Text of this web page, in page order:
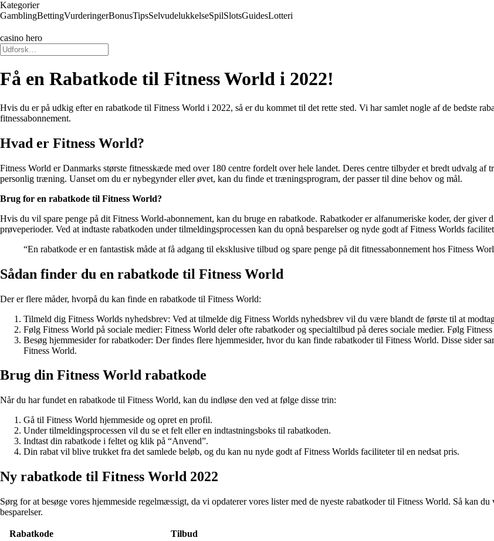
Kategorier
GamblingBettingVurderingerBonusTipsSelvudelukkelseSpilSlotsGuidesLotteri
casino hero
Få en Rabatkode til Fitness World i 2022!
Hvis du er på udkig efter en rabatkode til Fitness World i 2022, så er du kommet til det rette sted. Vi har samlet nogle af de bedste
fitnessabonnement.
Hvad er Fitness World?
Fitness World er Danmarks største fitnesskæde med over 180 centre fordelt over hele landet. Deres centre tilbyder et bredt udvalg
personlig træning. Uanset om du er nybegynder eller øvet, kan du finde et træningsprogram, der passer til dine behov og mål.
Brug for en rabatkode til Fitness World?
Hvis du vil spare penge på dit Fitness World-abonnement, kan du bruge en rabatkode. Rabatkoder er alfanumeriske koder, der giver
prøveperioder. Ved at indtaste rabatkoden under tilmeldingsprocessen kan du opnå besparelser og nyde godt af Fitness Worlds
“En rabatkode er en fantastisk måde at få adgang til eksklusive tilbud og spare penge på dit fitnessabonnement hos Fitness
Sådan finder du en rabatkode til Fitness World
Der er flere måder, hvorpå du kan finde en rabatkode til Fitness World:
Tilmeld dig Fitness Worlds nyhedsbrev: Ved at tilmelde dig Fitness Worlds nyhedsbrev vil du være blandt de første til at
Følg Fitness World på sociale medier: Fitness World deler ofte rabatkoder og specialtilbud på deres sociale medier. Følg
Besøg hjemmesider for rabatkoder: Der findes flere hjemmesider, hvor du kan finde rabatkoder til Fitness World. Disse sider
Fitness World.
Brug din Fitness World rabatkode
Når du har fundet en rabatkode til Fitness World, kan du indløse den ved at følge disse trin:
Gå til Fitness World hjemmeside og opret en profil.
Under tilmeldingsprocessen vil du se et felt eller en indtastningsboks til rabatkoden.
Indtast din rabatkode i feltet og klik på “Anvend”.
Din rabat vil blive trukket fra det samlede beløb, og du kan nu nyde godt af Fitness Worlds faciliteter til en nedsat pris.
Ny rabatkode til Fitness World 2022
Sørg for at besøge vores hjemmeside regelmæssigt, da vi opdaterer vores lister med de nyeste rabatkoder til Fitness World. Så kan
besparelser.
Rabatkode
Tilbud